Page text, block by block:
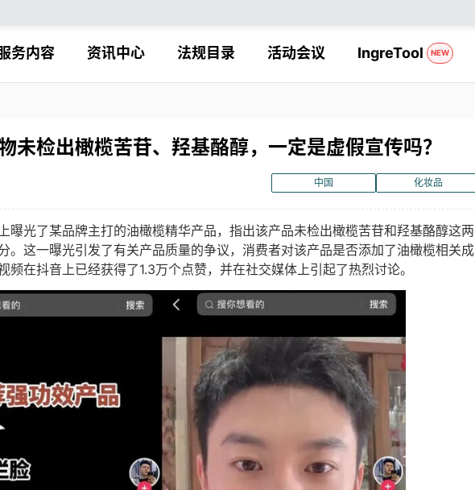
务内容 资讯中心 法规目录 活动会议 IngreTool NEW
未检出橄榄苦苷、羟基酪醇，一定是虚假宣传吗？
中国 化妆品
曝光了某品牌主打的油橄榄精华产品，指出该产品未检出橄榄苦苷和羟基酪醇这两
。这一曝光引发了有关产品质量的争议，消费者对该产品是否添加了油橄榄相关成
频在抖音上已经获得了1.3万个点赞，并在社交媒体上引起了热烈讨论。